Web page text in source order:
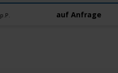
p.P. auf Anfrage